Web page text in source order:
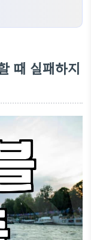
때 실패하지